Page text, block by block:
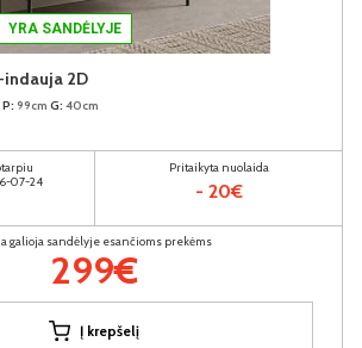
YRA SANDĖLYJE
indauja 2D
P: 99cm G: 40cm
07-24
Pritaikyta nuolaida
- 20€
galioja sandėlyje esančioms prekėms
299€
Į krepšelį